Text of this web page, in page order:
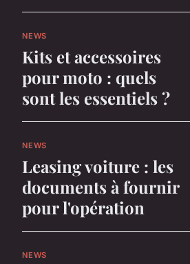
NEWS
Kits et accessoires
pour moto : quels
sont les essentiels ?
NEWS
Leasing voiture : les
documents à fournir
pour l'opération
NEWS